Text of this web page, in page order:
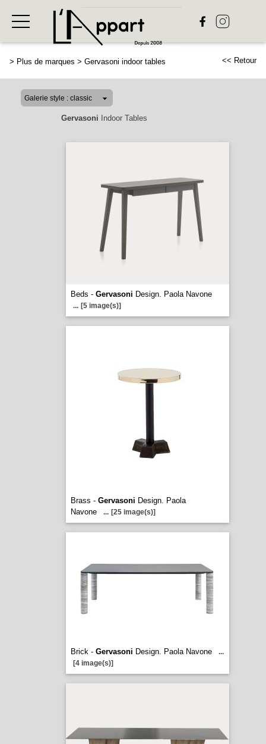
> Plus de marques > Gervasoni indoor tables << Retour
Gervasoni Indoor Tables
Beds - Gervasoni Design. Paola Navone
... [5 image(s)]
Brass - Gervasoni Design. Paola
Navone
... [25 image(s)]
Brick - Gervasoni Design. Paola Navone
...
[4 image(s)]